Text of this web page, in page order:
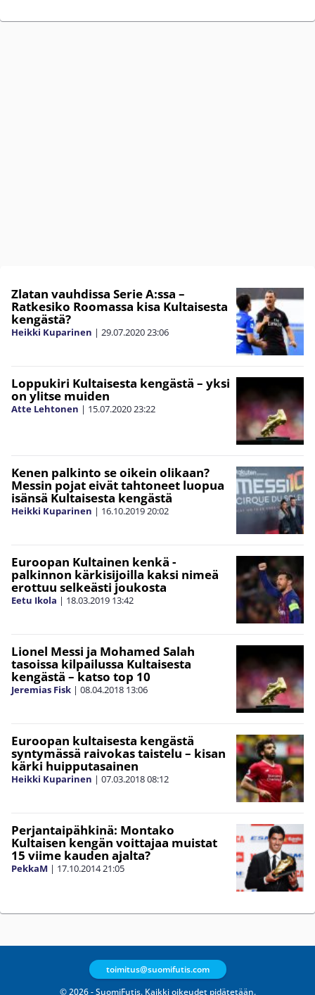
Zlatan vauhdissa Serie A:ssa –
Ratkesiko Roomassa kisa Kultaisesta
kengästä?
Heikki Kuparinen | 29.07.202023:06
Loppukiri Kultaisesta kengästä – yksi
on ylitse muiden
Atte Lehtonen | 15.07.202023:22
Kenen palkinto se oikein olikaan?
Messin pojat eivät tahtoneet luopua
isänsä Kultaisesta kengästä
Heikki Kuparinen | 16.10.201920:02
Euroopan Kultainen kenkä -
palkinnon kärkisijoilla kaksi nimeä
erottuu selkeästi joukosta
Eetu Ikola | 18.03.2019 13:42
Lionel Messi ja Mohamed Salah
tasoissa kilpailussa Kultaisesta
kengästä – katso top 10
Jeremias Fisk | 08.04.2018 13:06
Euroopan kultaisesta kengästä
syntymässä raivokas taistelu – kisan
kärki huipputasainen
Heikki Kuparinen | 07.03.201808:12
Perjantaipähkinä: Montako
Kultaisen kengän voittajaa muistat
15 viime kauden ajalta?
PekkaM | 17.10.201421:05
© 2026 - SuomiFutis. Kaikki oikeudet pidätetään.
toimitus@suomifutis.com